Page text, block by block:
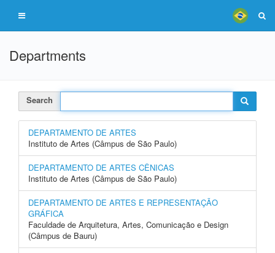
Departments
Search
DEPARTAMENTO DE ARTES
Instituto de Artes (Câmpus de São Paulo)
DEPARTAMENTO DE ARTES CÊNICAS
Instituto de Artes (Câmpus de São Paulo)
DEPARTAMENTO DE ARTES E REPRESENTAÇÃO
GRÁFICA
Faculdade de Arquitetura, Artes, Comunicação e Design
(Câmpus de Bauru)